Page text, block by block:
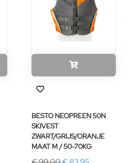
BESTO NEOPREEN 50N
SKIVEST
ZWART/GRIJS/ORANJE
MAAT M / 50-70KG